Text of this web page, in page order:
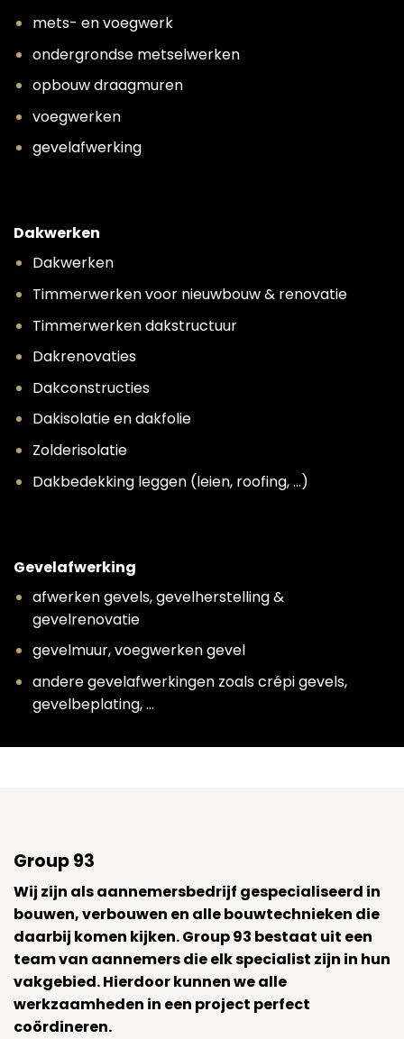
mets- en voegwerk
ondergrondse metselwerken
opbouw draagmuren
voegwerken
gevelafwerking
Dakwerken
Dakwerken
Timmerwerken voor nieuwbouw & renovatie
Timmerwerken dakstructuur
Dakrenovaties
Dakconstructies
Dakisolatie en dakfolie
Zolderisolatie
Dakbedekking leggen (leien, roofing, …)
Gevelafwerking
afwerken gevels, gevelherstelling &
gevelrenovatie
gevelmuur, voegwerken gevel
andere gevelafwerkingen zoals crépi gevels,
gevelbeplating, …
Group 93
Wij zijn als aannemersbedrijf gespecialiseerd in
bouwen, verbouwen en alle bouwtechnieken die
daarbij komen kijken. Group 93 bestaat uit een
team van aannemers die elk specialist zijn in hun
vakgebied. Hierdoor kunnen we alle
werkzaamheden in een project perfect
coördineren.